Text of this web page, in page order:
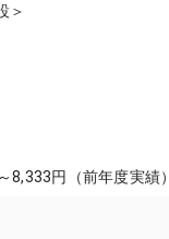
＞
8,333円（前年度実績）